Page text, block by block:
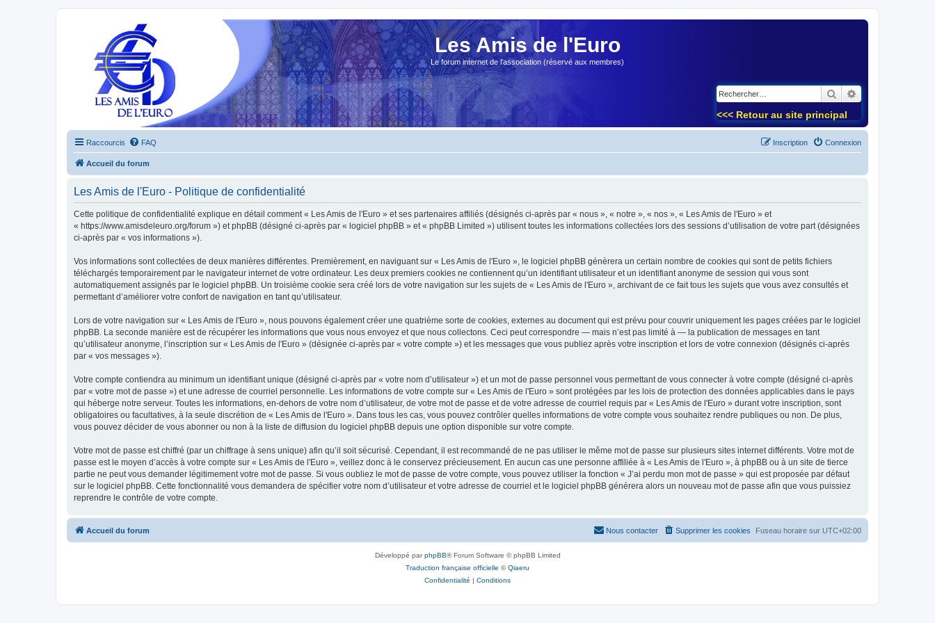
Les Amis de l'Euro
Le forum internet de l'association (réservé aux membres)
Rechercher
<<< Retour au site principal
Raccourcis FAQ Connexion
Inscription
Accueil du forum
Les Amis de l'Euro - Politique de confidentialité
Cette politique de confidentialité explique en détail comment « Les Amis de l'Euro » et ses partenaires affiliés (désignés ci-après par « nous », « notre », « nos », « Les Amis de l'Euro » et
« https://www.amisdeleuro.org/forum ») et phpBB (désigné ci-après par « logiciel phpBB » et « phpBB Limited ») utilisent toutes les informations collectées lors des sessions d’utilisation de votre part (désignées
ci-après par « vos informations »).
Vos informations sont collectées de deux manières différentes. Premièrement, en naviguant sur « Les Amis de l'Euro », le logiciel phpBB génèrera un certain nombre de cookies qui sont de petits fichiers
téléchargés temporairement par le navigateur internet de votre ordinateur. Les deux premiers cookies ne contiennent qu’un identifiant utilisateur et un identifiant anonyme de session qui vous sont
automatiquement assignés par le logiciel phpBB. Un troisième cookie sera créé lors de votre navigation sur les sujets de « Les Amis de l'Euro », archivant de ce fait tous les sujets que vous avez consultés et
permettant d’améliorer votre confort de navigation en tant qu’utilisateur.
Lors de votre navigation sur « Les Amis de l'Euro », nous pouvons également créer une quatrième sorte de cookies, externes au document qui est prévu pour couvrir uniquement les pages créées par le logiciel
phpBB. La seconde manière est de récupérer les informations que vous nous envoyez et que nous collectons. Ceci peut correspondre — mais n’est pas limité à — la publication de messages en tant
qu’utilisateur anonyme, l’inscription sur « Les Amis de l'Euro » (désignée ci-après par « votre compte ») et les messages que vous publiez après votre inscription et lors de votre connexion (désignés ci-après
par « vos messages »).
Votre compte contiendra au minimum un identifiant unique (désigné ci-après par « votre nom d’utilisateur ») et un mot de passe personnel vous permettant de vous connecter à votre compte (désigné ci-après
par « votre mot de passe ») et une adresse de courriel personnelle. Les informations de votre compte sur « Les Amis de l'Euro » sont protégées par les lois de protection des données applicables dans le pays
qui héberge notre serveur. Toutes les informations, en-dehors de votre nom d’utilisateur, de votre mot de passe et de votre adresse de courriel requis par « Les Amis de l'Euro » durant votre inscription, sont
obligatoires ou facultatives, à la seule discrétion de « Les Amis de l'Euro ». Dans tous les cas, vous pouvez contrôler quelles informations de votre compte vous souhaitez rendre publiques ou non. De plus,
vous pouvez décider de vous abonner ou non à la liste de diffusion du logiciel phpBB depuis une option disponible sur votre compte.
Votre mot de passe est chiffré (par un chiffrage à sens unique) afin qu’il soit sécurisé. Cependant, il est recommandé de ne pas utiliser le même mot de passe sur plusieurs sites internet différents. Votre mot de
passe est le moyen d’accès à votre compte sur « Les Amis de l'Euro », veillez donc à le conservez précieusement. En aucun cas une personne affiliée à « Les Amis de l'Euro », à phpBB ou à un site de tierce
partie ne peut vous demander légitimement votre mot de passe. Si vous oubliez le mot de passe de votre compte, vous pouvez utiliser la fonction « J’ai perdu mon mot de passe » qui est proposée par défaut
sur le logiciel phpBB. Cette fonctionnalité vous demandera de spécifier votre nom d’utilisateur et votre adresse de courriel et le logiciel phpBB générera alors un nouveau mot de passe afin que vous puissiez
reprendre le contrôle de votre compte.
Accueil du forum Fuseau horaire sur UTC+02:00
Supprimer les cookies
Nous contacter
Développé parphpBB® Forum Software © phpBB Limited
Traduction française officielle ©Qiaeru
Confidentialité | Conditions